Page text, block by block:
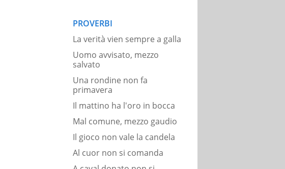
PROVERBI
La verità vien sempre a galla
Uomo avvisato, mezzo
salvato
Una rondine non fa
primavera
Il mattino ha l'oro in bocca
Mal comune, mezzo gaudio
Il gioco non vale la candela
Al cuor non si comanda